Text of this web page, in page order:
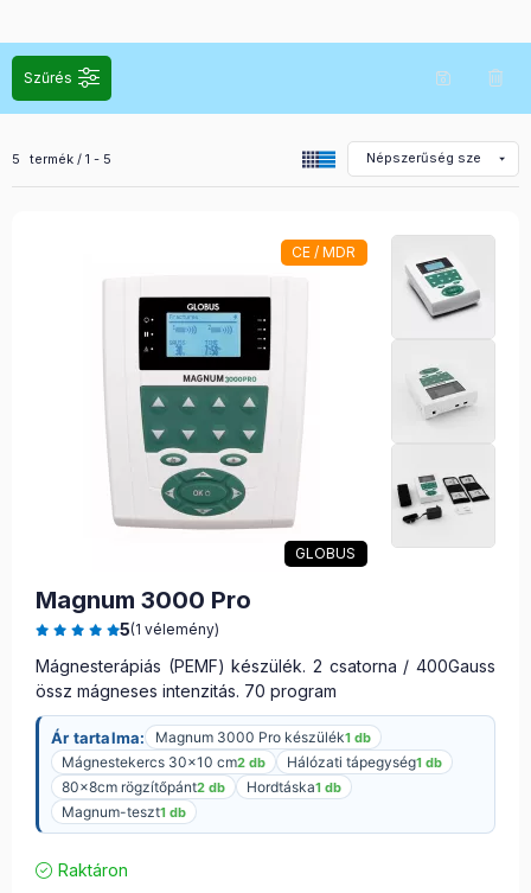
Szűrés
Összes termék a kategóriában
5 termék 1 5
CE / MDR
GLOBUS
Magnum 3000 Pro
5(1 vélemény)
Mágnesterápiás (PEMF) készülék. 2 csatorna / 400Gauss
össz mágneses intenzitás. 70 program
Ár tartalma: Magnum 3000 Pro készülék1 db
Mágnestekercs 30×10 cm2 db Hálózati tápegység1 db
80x8cm rögzítőpánt2 db Hordtáska1 db
Magnum-teszt1 db
Raktáron